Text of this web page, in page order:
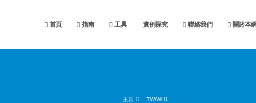
首頁 指南 工具 實例探究 聯絡我們 關於本
主頁 TW/WH1